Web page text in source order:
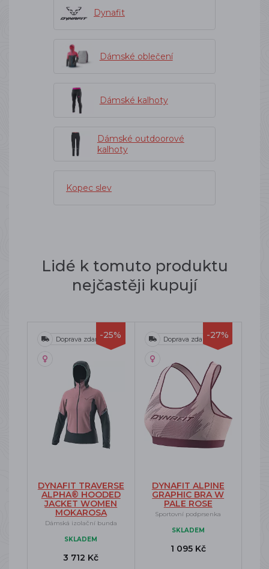
Dynafit
Dámské oblečení
Dámské kalhoty
Dámské outdoorové
kalhoty
Kopec slev
Lidé k tomuto produktu
nejčastěji kupují
-25%
Doprava zdarma
DYNAFIT TRAVERSE
ALPHA® HOODED
JACKET WOMEN
MOKAROSA
Dámská izolační bunda
SKLADEM
3 712 Kč
-27%
Doprava zdarma
DYNAFIT ALPINE
GRAPHIC BRA W
PALE ROSE
Sportovní podprsenka
SKLADEM
1 095 Kč